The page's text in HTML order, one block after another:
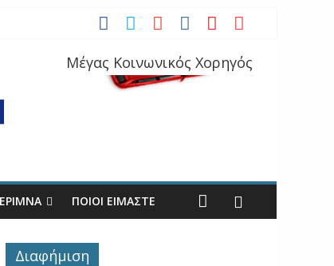
Μέγας Κοινωνικός Χορηγός
ΠΟΙΟΙ ΕΙΜΑΣΤΕ
Διαφήμιση